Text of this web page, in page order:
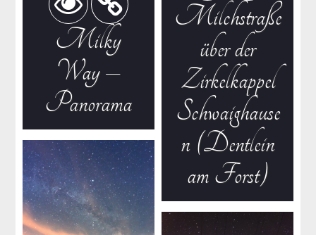
Milchstraße
über der
Zirkelkappel
Schwaighause
n (Dentlein
am Forst)
Milky
Way –
Panorama